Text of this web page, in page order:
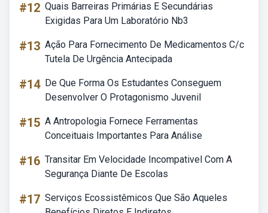
#12 Quais Barreiras Primárias E Secundárias
Exigidas Para Um Laboratório Nb3
#13 Ação Para Fornecimento De Medicamentos C/c
Tutela De Urgência Antecipada
#14 De Que Forma Os Estudantes Conseguem
Desenvolver O Protagonismo Juvenil
#15 A Antropologia Fornece Ferramentas
Conceituais Importantes Para Análise
#16 Transitar Em Velocidade Incompativel Com A
Segurança Diante De Escolas
#17 Serviços Ecossistêmicos Que São Aqueles